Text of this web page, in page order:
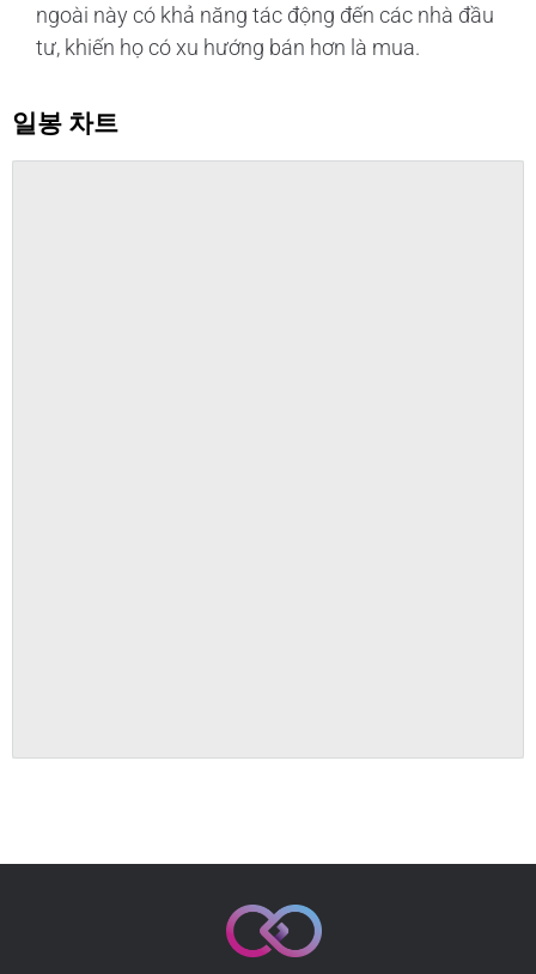
ngoài này có khả năng tác động đến các nhà đầu
tư, khiến họ có xu hướng bán hơn là mua.
일봉 차트